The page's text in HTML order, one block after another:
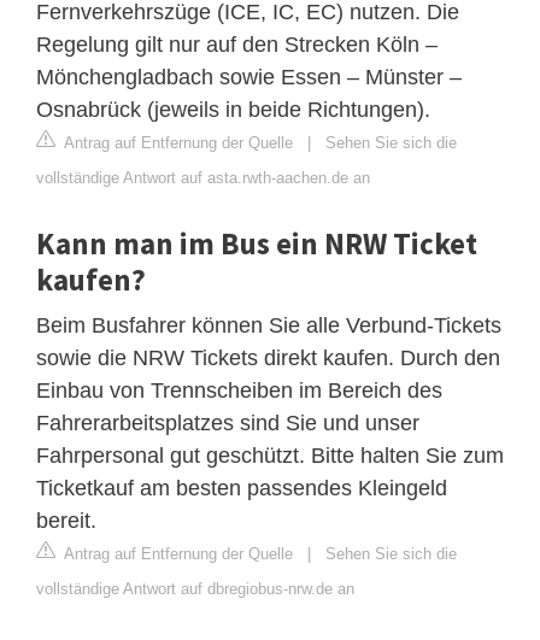
Fernverkehrszüge (ICE, IC, EC) nutzen. Die
Regelung gilt nur auf den Strecken Köln –
Mönchengladbach sowie Essen – Münster –
Osnabrück (jeweils in beide Richtungen).
Antrag auf Entfernung der Quelle | Sehen Sie sich die
vollständige Antwort auf asta.rwth-aachen.de an
Kann man im Bus ein NRW Ticket
kaufen?
Beim Busfahrer können Sie alle Verbund-Tickets
sowie die NRW Tickets direkt kaufen. Durch den
Einbau von Trennscheiben im Bereich des
Fahrerarbeitsplatzes sind Sie und unser
Fahrpersonal gut geschützt. Bitte halten Sie zum
Ticketkauf am besten passendes Kleingeld
bereit.
Antrag auf Entfernung der Quelle | Sehen Sie sich die
vollständige Antwort auf dbregiobus-nrw.de an